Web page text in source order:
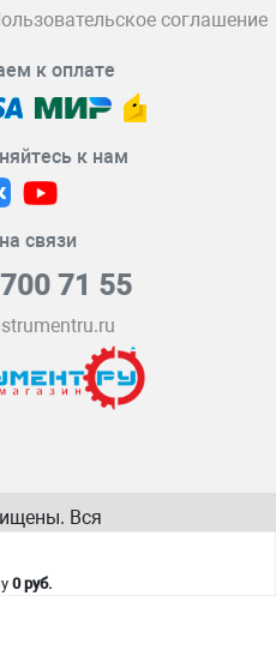
соглашение
к оплате
к нам
связи
71 55
Вся
0 руб.